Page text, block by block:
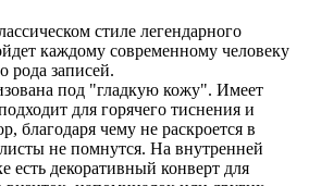
стиле легендарного
каждому современному человеку
рода записей.
под "гладкую кожу". Имеет
для горячего тиснения и
благодаря чему не раскроется в
не помнутся. На внутренней
есть декоративный конверт для